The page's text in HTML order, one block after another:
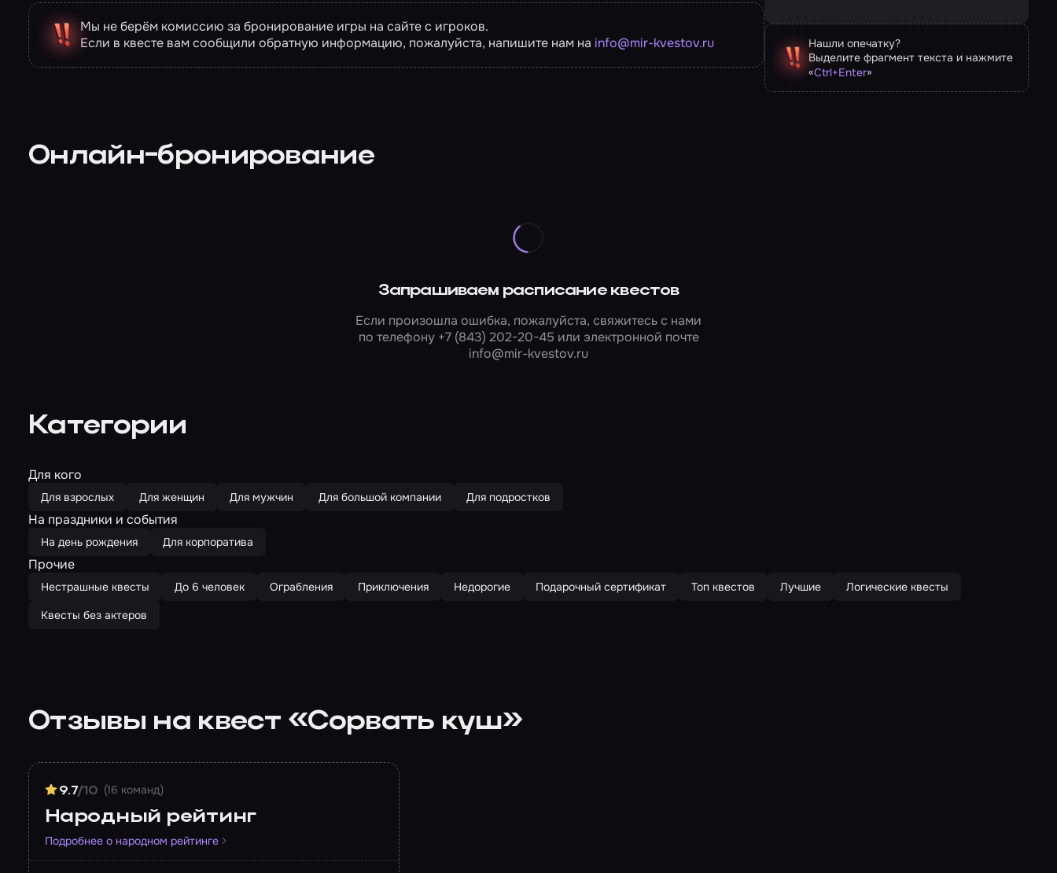
Мы не берём комиссию за бронирование игры на сайте с игроков.
Если в квесте вам сообщили обратную информацию, пожалуйста, напишите нам на info@mir-kvestov.ru
Нашли опечатку?
Выделите фрагмент текста и нажмите
«Ctrl+Enter»
Онлайн-бронирование
Запрашиваем расписание квестов
Если произошла ошибка, пожалуйста, свяжитесь с нами
по телефону +7 (843) 202-20-45 или электронной почте
info@mir-kvestov.ru
Категории
Для кого
Для взрослых Для женщин Для мужчин Для большой компании Для подростков
На праздники и события
На день рождения Для корпоратива
Прочие
Нестрашные квесты До 6 человек Ограбления Приключения Недорогие Подарочный сертификат Топ квестов Лучшие
Логические квесты
Квесты без актеров
Отзывы на квест «Сорвать куш»
9.7/10 (16 команд)
Народный рейтинг
Подробнее о народном рейтинге